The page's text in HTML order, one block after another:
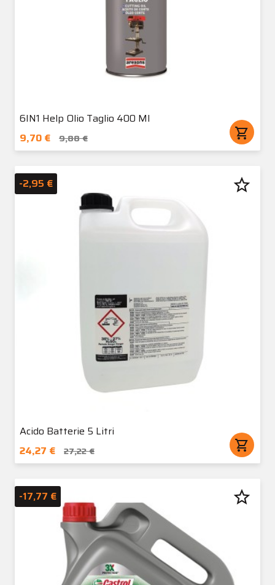
6IN1 Help Olio Taglio 400 Ml
9,70 €
9,88 € shopping_cart
Acido Batterie 5 Litri
24,27 €
27,22 € shopping_cart
-2,95 € star_border
-17,77 € star_border